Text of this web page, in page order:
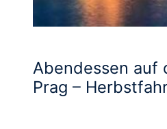
Abendessen auf
Prag –